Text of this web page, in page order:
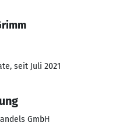
seit Juli 2021
GmbH